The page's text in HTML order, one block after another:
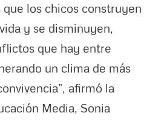
los chicos construyen
y se disminuyen,
que hay entre
un clima de más
afirmó la
Media, Sonia